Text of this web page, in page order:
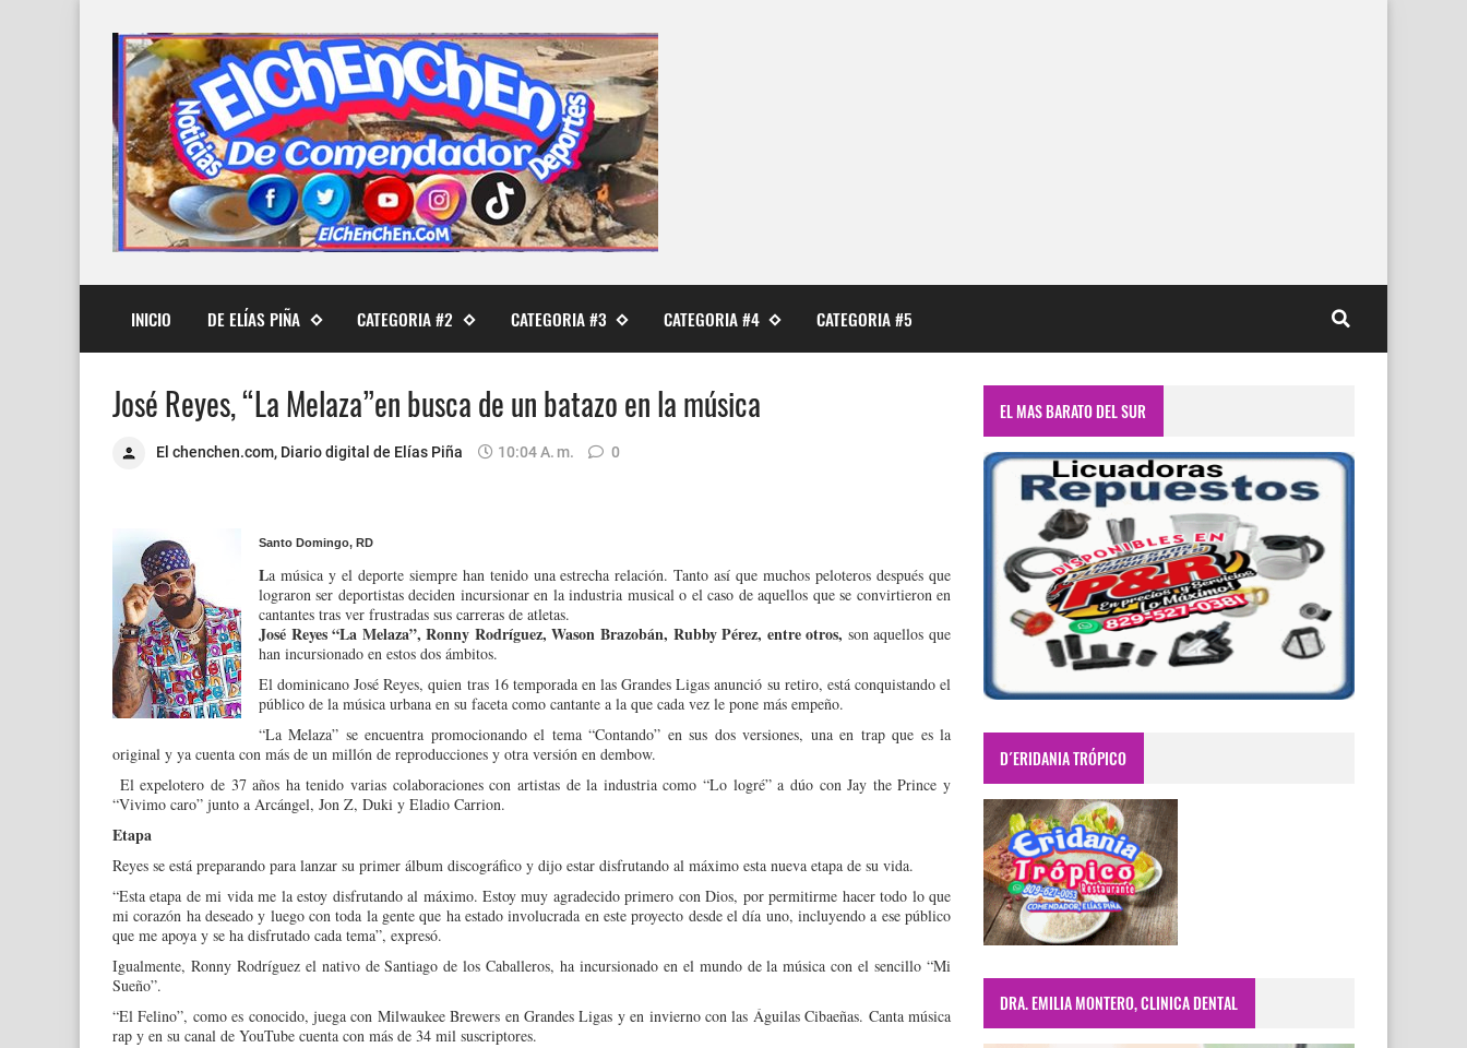
INICIO DE ELÍAS PIÑA CATEGORIA #2 CATEGORIA #3 CATEGORIA #4 CATEGORIA #5
José Reyes, “La Melaza”en busca de un batazo en la música
El chenchen.com, Diario digital de Elías Piña 10:04 A. M. 0
Santo Domingo, RD
La música y el deporte siem­pre han tenido una estrecha relación. Tan­to así que muchos peloteros después que
lograron ser deportistas deciden incur­sionar en la industria musi­cal o el caso de aquellos que se convirtieron en
cantantes tras ver frustradas sus carre­ras de atletas.
José Reyes “La Melaza”, Ronny Rodríguez, Wason Brazobán, Rubby Pérez, en­tre otros, son aquellos que
han incursionado en estos dos ámbitos.
El dominicano José Re­yes, quien tras 16 tempo­rada en las Grandes Ligas anunció su retiro, está con­quistando el
público de la música urbana en su faceta como cantante a la que ca­da vez le pone más empeño.
“La Melaza” se encuen­tra promocionando el tema “Contando” en sus dos ver­siones, una en trap que es la
original y ya cuenta con más de un millón de repro­ducciones y otra versión en dembow.
El expelotero de 37 años ha tenido varias colabora­ciones con artistas de la in­dustria como “Lo logré” a dúo con Jay the Prince y
“Vivimo caro” junto a Ar­cángel, Jon Z, Duki y Eladio Carrion.
Etapa
Reyes se está preparan­do para lanzar su primer ál­bum discográfico y dijo es­tar disfrutando al máximo esta nueva etapa de su vida.
“Esta etapa de mi vida me la estoy disfrutando al máximo. Estoy muy agra­decido primero con Dios, por permitirme hacer todo lo que
mi corazón ha desea­do y luego con toda la gen­te que ha estado involucra­da en este proyecto desde el día uno, incluyendo a ese público
que me apoya y se ha disfrutado cada tema”, expresó.
Igualmente, Ronny Ro­dríguez el nativo de Santia­go de los Caballeros, ha in­cursionado en el mundo de la música con el sencillo “Mi
Sueño”.
“El Felino”, como es co­nocido, juega con Mi­lwaukee Brewers en Gran­des Ligas y en invierno con las Águilas Cibaeñas. Canta música
rap y en su canal de YouTube cuenta con más de 34 mil suscriptores.
EL MAS BARATO DEL SUR
D´ERIDANIA TRÓPICO
DRA. EMILIA MONTERO, CLINICA DENTAL